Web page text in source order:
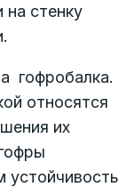
на стенку
гофробалка.
относятся
их
устойчивость